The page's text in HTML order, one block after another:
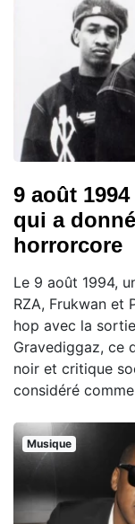
9 août
qui a
horrorcore
Le 9 août 1994,
RZA, Frukwan et
hop avec la
Gravediggaz, ce
noir et critique
considéré
Musique